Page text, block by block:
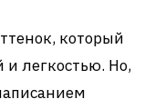
который
и легкостью. Но,